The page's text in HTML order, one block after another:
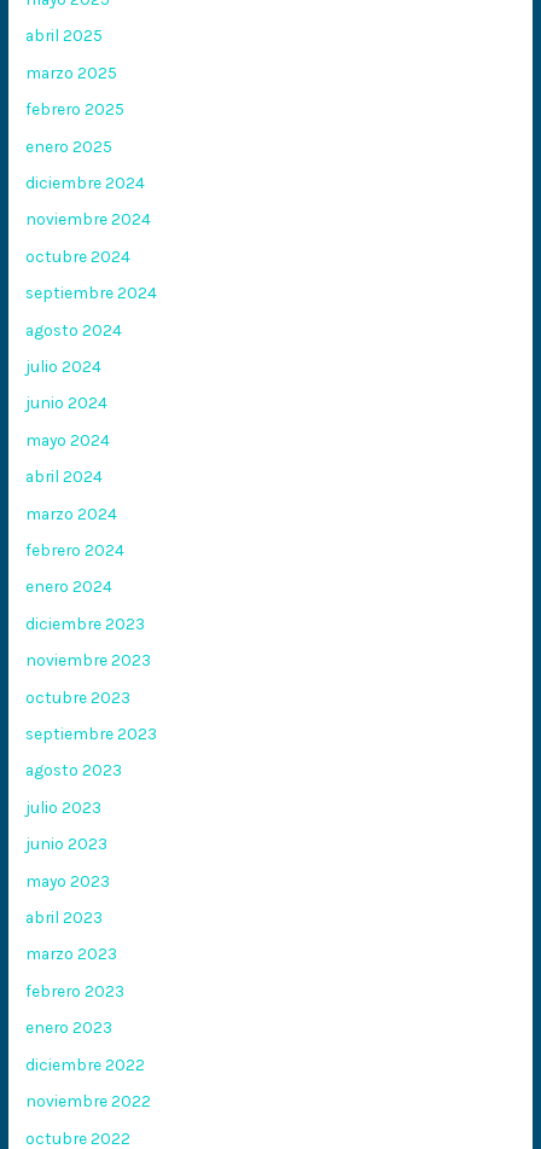
abril 2025
marzo 2025
febrero 2025
enero 2025
diciembre 2024
noviembre 2024
octubre 2024
septiembre 2024
agosto 2024
julio 2024
junio 2024
mayo 2024
abril 2024
marzo 2024
febrero 2024
enero 2024
diciembre 2023
noviembre 2023
octubre 2023
septiembre 2023
agosto 2023
julio 2023
junio 2023
mayo 2023
abril 2023
marzo 2023
febrero 2023
enero 2023
diciembre 2022
noviembre 2022
octubre 2022